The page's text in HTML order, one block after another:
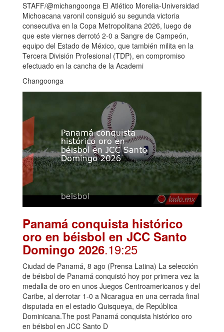
STAFF/@michangoonga El Atlético Morelia-Universidad
Michoacana varonil consiguió su segunda victoria
consecutiva en la Copa Metropolitana 2026, luego de
que este viernes derrotó 2-0 a Sangre de Campeón,
equipo del Estado de México, que también milita en la
Tercera División Profesional (TDP), en compromiso
efectuado en la cancha de la Academi
Changoonga
Panamá conquista histórico
oro en béisbol en JCC Santo
Domingo 2026.19:25
Ciudad de Panamá, 8 ago (Prensa Latina) La selección
de béisbol de Panamá conquistó hoy por primera vez la
medalla de oro en unos Juegos Centroamericanos y del
Caribe, al derrotar 1-0 a Nicaragua en una cerrada final
disputada en el estadio Quisqueya, de República
Dominicana.The post Panamá conquista histórico oro
en béisbol en JCC Santo D